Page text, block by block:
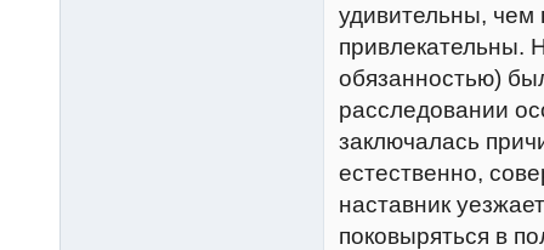
удивительны, чем
привлекательны.
обязанностью)
расследовании
заключалась
естественно,
наставник
поковыряться в